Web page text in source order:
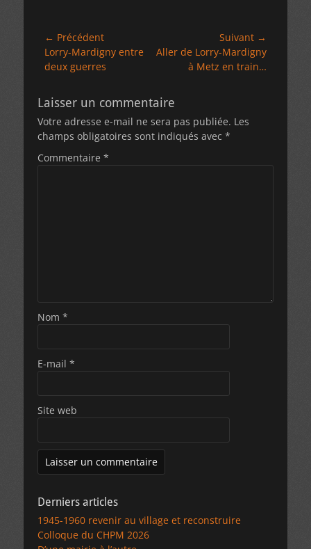
Navigation
de
l’article
← Précédent
Article
précédent :
Lorry-Mardigny entre
deux guerres
Suivant →
Article
suivant :
Aller de Lorry-Mardigny
à Metz en train…
Laisser un commentaire
Votre adresse e-mail ne sera pas publiée. Les
champs obligatoires sont indiqués avec *
Commentaire *
Nom *
E-mail *
Site web
Derniers articles
1945-1960 revenir au village et reconstruire
Colloque du CHPM 2026